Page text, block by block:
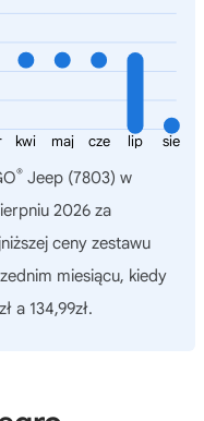
sie
lip
cze
maj
kwi
® Jeep (7803) w
2026 za
ceny zestawu
miesiącu, kiedy
a 134,99zł.